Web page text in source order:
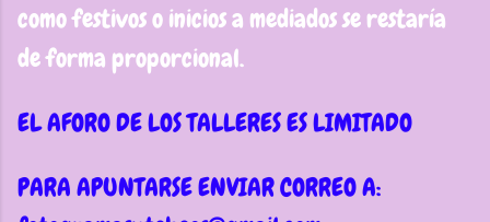
como festivos o inicios a mediados se restaría
de forma proporcional.
EL AFORO DE LOS TALLERES ES LIMITADO
PARA APUNTARSE ENVIAR CORREO A: